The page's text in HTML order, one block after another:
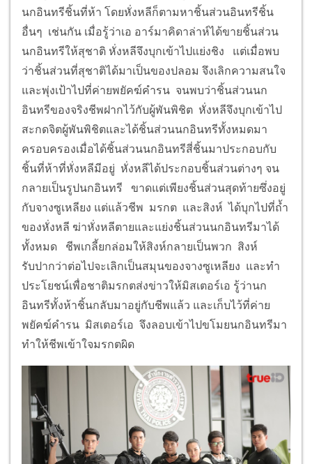
นกอินทรีชิ้นที่ห้า โดยหั่งหลีก็ตามหาชิ้นส่วนอินทรีชิ้น
อื่นๆ เช่นกัน เมื่อรู้ว่าเอ อาร์มาคิดาล่าห์ได้ขายชิ้นส่วน
นกอินทรีให้สุชาติ หั่งหลีจึงบุกเข้าไปแย่งชิง แต่เมื่อพบ
ว่าชิ้นส่วนที่สุชาติได้มาเป็นของปลอม จึงเลิกความสนใจ
และพุ่งเป้าไปที่ค่ายพยัคฆ์คำรน จนพบว่าชิ้นส่วนนก
อินทรีของจริงชีพฝากไว้กับผู้พันพิชิต หั่งหลีจึงบุกเข้าไป
สะกดจิตผู้พันพิชิตและได้ชิ้นส่วนนกอินทรีทั้งหมดมา
ครอบครองเมื่อได้ชิ้นส่วนนกอินทรีสี่ชิ้นมาประกอบกับ
ชิ้นที่ห้าที่หั่งหลีมีอยู่ หั่งหลีได้ประกอบชิ้นส่วนต่างๆ จน
กลายเป็นรูปนกอินทรี ขาดแต่เพียงชิ้นส่วนสุดท้ายซึ่งอยู่
กับจางซูเหลียง แต่แล้วชีพ มรกต และสิงห์ ได้บุกไปที่ถ้ำ
ของหั่งหลี ฆ่าหั่งหลีตายและแย่งชิ้นส่วนนกอินทรีมาได้
ทั้งหมด ชีพเกลี้ยกล่อมให้สิงห์กลายเป็นพวก สิงห์
รับปากว่าต่อไปจะเลิกเป็นสมุนของจางซูเหลียง และทำ
ประโยชน์เพื่อชาติมรกตส่งข่าวให้มิสเตอร์เอ รู้ว่านก
อินทรีทั้งห้าชิ้นกลับมาอยู่กับชีพแล้ว และเก็บไว้ที่ค่าย
พยัคฆ์คำรน มิสเตอร์เอ จึงลอบเข้าไปขโมยนกอินทรีมา
ทำให้ชีพเข้าใจมรกตผิด